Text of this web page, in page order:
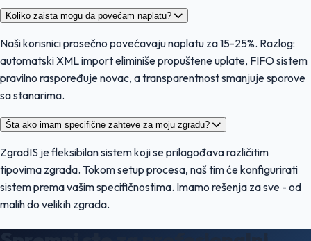
Koliko zaista mogu da povećam naplatu?
Naši korisnici prosečno povećavaju naplatu za 15-25%. Razlog:
automatski XML import eliminiše propuštene uplate, FIFO sistem
pravilno raspoređuje novac, a transparentnost smanjuje sporove
sa stanarima.
Šta ako imam specifične zahteve za moju zgradu?
ZgradIS je fleksibilan sistem koji se prilagođava različitim
tipovima zgrada. Tokom setup procesa, naš tim će konfigurirati
sistem prema vašim specifičnostima. Imamo rešenja za sve - od
malih do velikih zgrada.